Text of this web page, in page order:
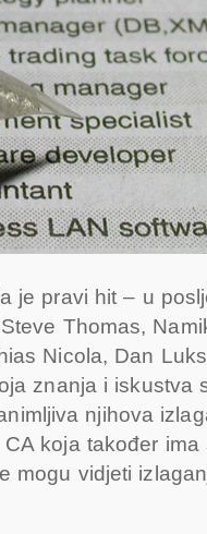
je pravi hit – u
Thomas,
Nicola, Dan
znanja i iskustva
njihova
koja također
mogu vidjeti